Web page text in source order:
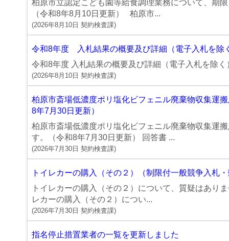
柏原市立認定こども園等給食調理業務について、期
（令和8年8月10日更新） 柏原市...
(2026年8月10日 契約検査課)
令和8年度 入札結果の概要及び詳細（電子入札を除
令和8年度 入札結果の概要及び詳細（電子入札を除
(2026年8月10日 契約検査課)
柏原市斎場低濃度ポリ塩化ビフェニル廃棄物収集運
8年7月30日更新）
柏原市斎場低濃度ポリ塩化ビフェニル廃棄物収集運
す。（令和8年7月30日更新） 回答書 ...
(2026年7月30日 契約検査課)
トイレカーの購入（その２）（制限付一般競争入札
トイレカーの購入（その２）について、質疑はあ
レカーの購入（その２）につい...
(2026年7月30日 契約検査課)
指名停止措置業者の一覧を更新しました